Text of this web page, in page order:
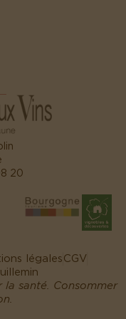
20
légalesCGV
la santé. Consommer